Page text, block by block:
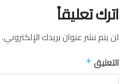
اترك تعليقاً
لن يتم نشر عنوان بريدك الإلكتروني.
التعليق *